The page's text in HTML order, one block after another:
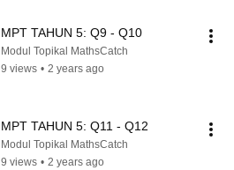
MPT TAHUN 5: Q9 - Q10
Modul Topikal MathsCatch
9 views • 2 years ago
MPT TAHUN 5: Q11 - Q12
Modul Topikal MathsCatch
9 views • 2 years ago